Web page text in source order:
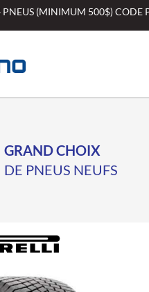
PNEUS (MINIMUM 500$) CODE
GRAND CHOIX
DE PNEUS NEUFS